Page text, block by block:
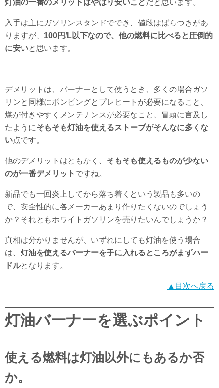
灯油の一番のメリットはやはり安いことだと思います。
入手は主にガソリンスタンドででき、値段はばらつきがあ
りますが、 100円/L以下なので、他の燃料に比べると圧倒的
に安いと思います。
デメリットは、バーナーとして使うとき、多くの場合ガソ
リンと同様にポンピングとプレヒートが必要になること、
煤が付きやすくメンテナンスが必要なこと、冒頭に言及し
たようにそもそも灯油を使えるストーブがそんなに多くな
い点です。
他のデメリットはともかく、 そもそも使えるものが少ない
のが一番デメリット ですね。
新品でも一回炎上してから落ち着くという製品も多いの
で、安全性的に各メーカーあまり作りたくないのでしょう
か？それともホワイトガソリンを売りたいんでしょうか？
真相は分かりませんが、いずれにしても灯油を使う場合
は、 灯油を使えるバーナーを手に入れるところがまずハー
ドルとなります。
▲目次へ戻る
灯油バーナーを選ぶポイント
使える燃料は灯油以外にもあるか否
か。